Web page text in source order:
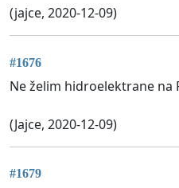
(jajce, 2020-12-09)
#1676
Ne želim hidroelektrane na
(Jajce, 2020-12-09)
#1679